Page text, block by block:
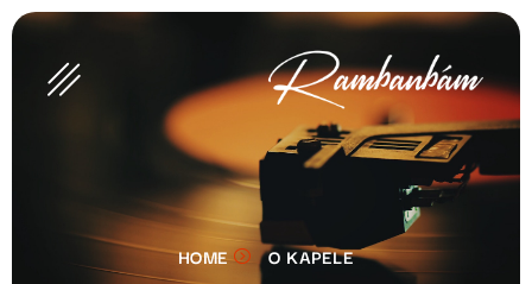
HOME O KAPELE